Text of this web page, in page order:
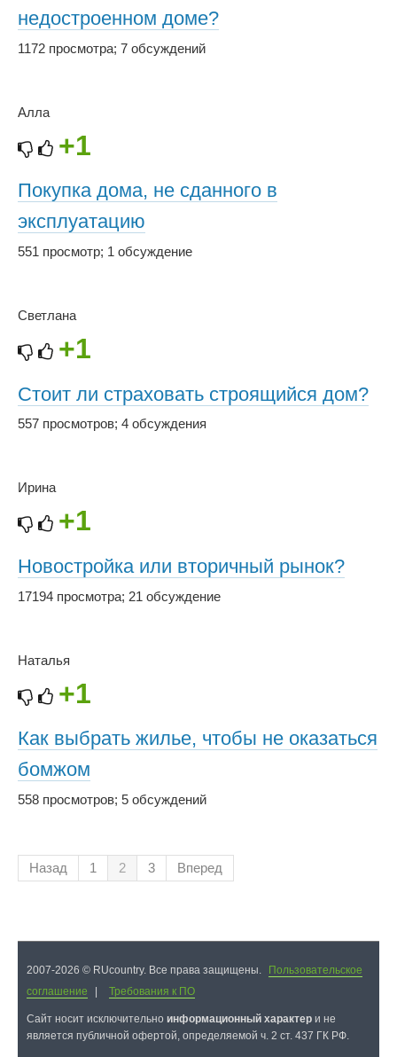
недостроенном доме?
1172 просмотра; 7 обсуждений
Алла
+1
Покупка дома, не сданного в
эксплуатацию
551 просмотр; 1 обсуждение
Светлана
+1
Стоит ли страховать строящийся дом?
557 просмотров; 4 обсуждения
Ирина
+1
Новостройка или вторичный рынок?
17194 просмотра; 21 обсуждение
Наталья
+1
Как выбрать жилье, чтобы не оказаться
бомжом
558 просмотров; 5 обсуждений
Назад 1 2 3 Вперед
2007-2026 © RUcountry. Все права защищены.
Пользовательское
соглашение
| Требования к ПО
Cайт носит исключительно информационный характер и не
является публичной офертой, определяемой ч. 2 ст. 437 ГК РФ.